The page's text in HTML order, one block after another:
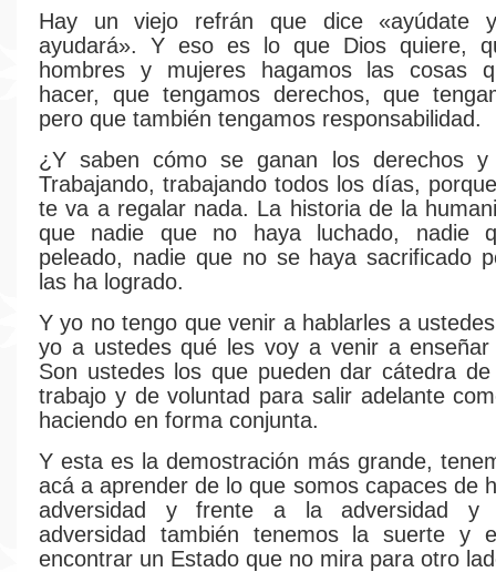
Hay un viejo refrán que dice «ayúdate
ayudará». Y eso es lo que Dios quiere,
hombres y mujeres hagamos las cosas
hacer, que tengamos derechos, que
pero que también tengamos responsabilidad.
¿Y saben cómo se ganan los derechos y
Trabajando, trabajando todos los días,
te va a regalar nada. La historia de la
que nadie que no haya luchado, nadie
peleado, nadie que no se haya sacrificado
las ha logrado.
Y yo no tengo que venir a hablarles a
yo a ustedes qué les voy a venir a enseñar
Son ustedes los que pueden dar cátedra
trabajo y de voluntad para salir adelante
haciendo en forma conjunta.
Y esta es la demostración más grande,
acá a aprender de lo que somos capaces de
adversidad y frente a la adversidad y
adversidad también tenemos la suerte y
encontrar un Estado que no mira para otro